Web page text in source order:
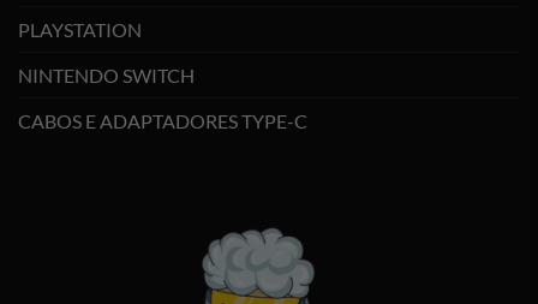
PLAYSTATION
NINTENDO SWITCH
CABOS E ADAPTADORES TYPE-C